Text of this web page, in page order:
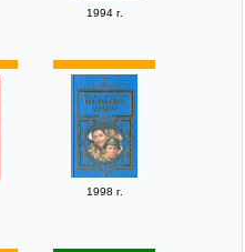
1994 г.
1998 г.